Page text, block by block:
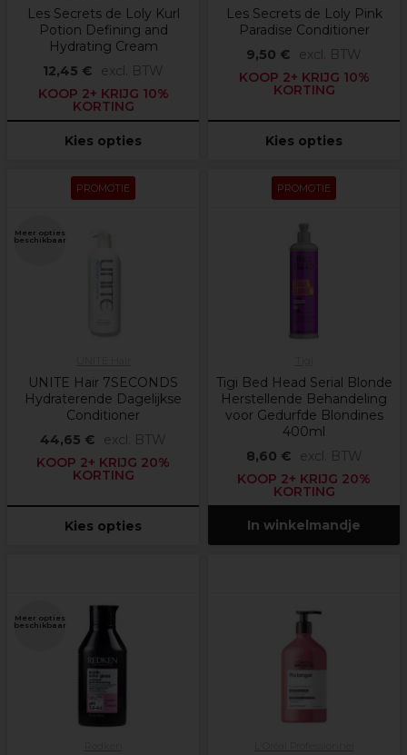
Les Secrets de Loly Kurl
Potion Defining and
Hydrating Cream
12,45 €
excl. BTW
KOOP 2+ KRIJG 10%
KORTING
Kies opties
Les Secrets de Loly Pink
Paradise Conditioner
9,50 €
excl. BTW
KOOP 2+ KRIJG 10%
KORTING
Kies opties
PROMOTIE
Meer opties
beschikbaar
UNITE Hair 7SECONDS
Hydraterende Dagelijkse
Conditioner
44,65 €
excl. BTW
KOOP 2+ KRIJG 20%
KORTING
Kies opties
PROMOTIE
Tigi Bed Head Serial Blonde
Herstellende Behandeling
voor Gedurfde Blondines
400ml
8,60 €
excl. BTW
KOOP 2+ KRIJG 20%
KORTING
In winkelmandje
Meer opties
beschikbaar